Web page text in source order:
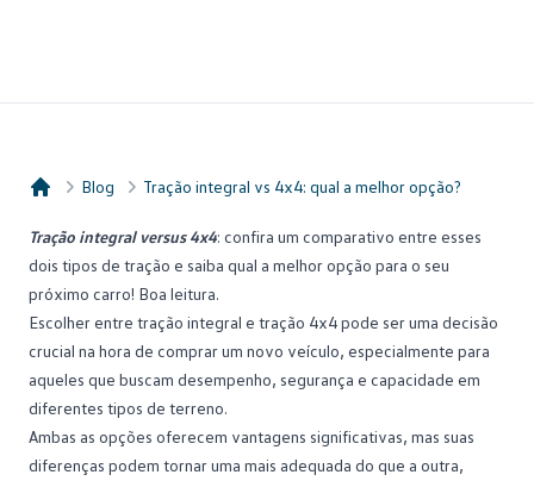
Blog Tração integral vs 4x4: qual a melhor opção?
Tração integral versus 4x4: confira um comparativo entre esses
dois tipos de tração e saiba qual a melhor opção para o seu
próximo carro! Boa leitura.
Escolher entre tração integral e tração 4x4 pode ser uma decisão
crucial na hora de comprar um novo veículo, especialmente para
aqueles que buscam desempenho, segurança e capacidade em
diferentes tipos de terreno.
Ambas as opções oferecem vantagens significativas, mas suas
diferenças podem tornar uma mais adequada do que a outra,